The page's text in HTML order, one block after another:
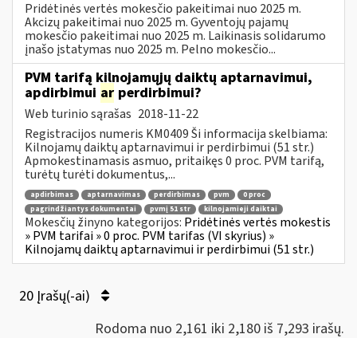
Pridėtinės vertės mokesčio pakeitimai nuo 2025 m.
Akcizų pakeitimai nuo 2025 m. Gyventojų pajamų
mokesčio pakeitimai nuo 2025 m. Laikinasis solidarumo
įnašo įstatymas nuo 2025 m. Pelno mokesčio...
PVM tarifą kilnojamųjų daiktų aptarnavimui,
apdirbimui ar perdirbimui?
Web turinio sąrašas 2018-11-22
Registracijos numeris KM0409 Ši informacija skelbiama:
Kilnojamų daiktų aptarnavimui ir perdirbimui (51 str.)
Apmokestinamasis asmuo, pritaikęs 0 proc. PVM tarifą,
turėtų turėti dokumentus,...
apdirbimas aptarnavimas perdirbimas pvm
0 proc
pagrindžiantys dokumentai
pvmį 51 str kilnojamieji daiktai
Mokesčių žinyno kategorijos: Pridėtinės vertės mokestis
» PVM tarifai » 0 proc. PVM tarifas (VI skyrius) »
Kilnojamų daiktų aptarnavimui ir perdirbimui (51 str.)
20 Įrašų(-ai)
Rodoma nuo 2,161 iki 2,180 iš 7,293 irašų.